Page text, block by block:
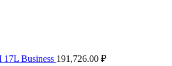
Business 191,726.00 ₽